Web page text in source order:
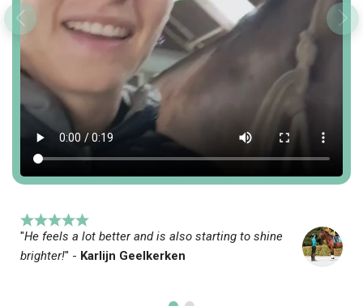
"He feels a lot better and is also starting to shine
brighter!" - Karlijn Geelkerken